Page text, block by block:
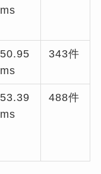
ms
50.95
ms
343件
53.39
ms
488件